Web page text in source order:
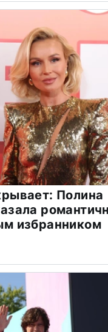
Полина
избранником